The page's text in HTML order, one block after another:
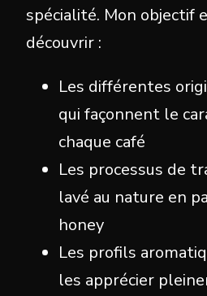
spécialité. Mon objectif
découvrir :
Les différentes
qui façonnent le
chaque café
Les processus de
lavé au nature en
honey
Les profils
les apprécier